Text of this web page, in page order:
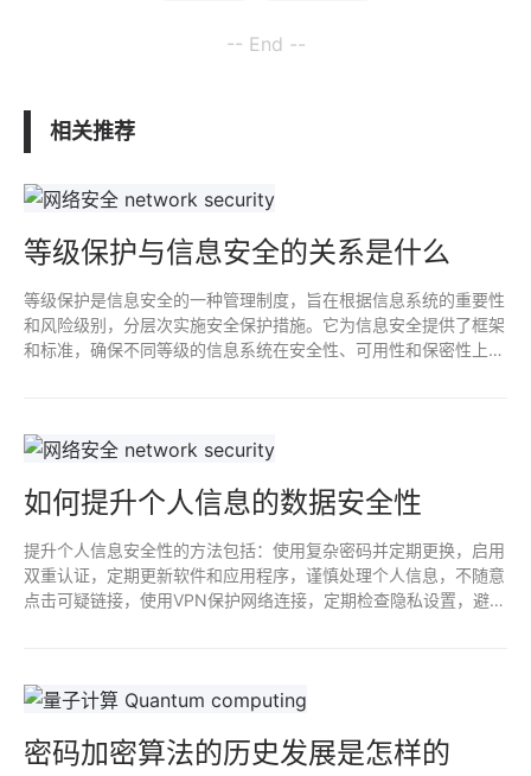
-- End --
相关推荐
等级保护与信息安全的关系是什么
等级保护是信息安全的一种管理制度，旨在根据信息系统的重要性
和风险级别，分层次实施安全保护措施。它为信息安全提供了框架
和标准，确保不同等级的信息系统在安全性、可用性和保密性上得
如何提升个人信息的数据安全性
提升个人信息安全性的方法包括：使用复杂密码并定期更换，启用
双重认证，定期更新软件和应用程序，谨慎处理个人信息，不随意
点击可疑链接，使用VPN保护网络连接，定期检查隐私设置，避免
密码加密算法的历史发展是怎样的